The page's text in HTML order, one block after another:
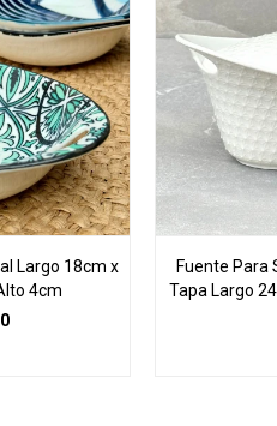
Largo 18cm x
4cm
Fuente Para
Tapa Largo